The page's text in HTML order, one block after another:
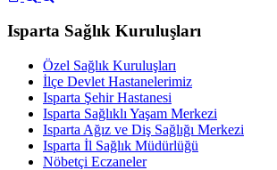
Isparta Sağlık Kuruluşları
Özel Sağlık Kuruluşları
İlçe Devlet Hastanelerimiz
Isparta Şehir Hastanesi
Isparta Sağlıklı Yaşam Merkezi
Isparta Ağız ve Diş Sağlığı Merkezi
Isparta İl Sağlık Müdürlüğü
Nöbetçi Eczaneler